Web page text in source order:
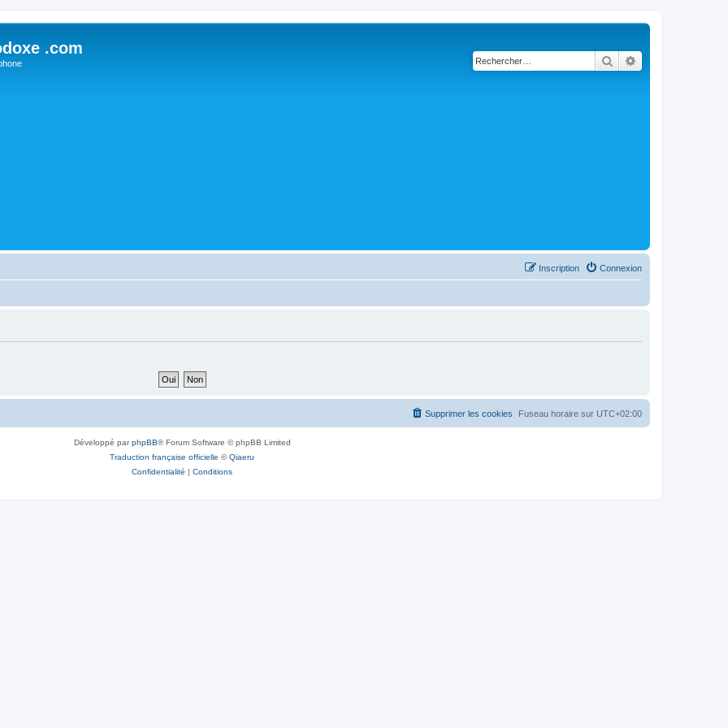
.com
Rechercher
Connexion
Inscription
Fuseau horaire sur UTC+02:00
Supprimer les cookies
Développé parphpBB® Forum Software © phpBB Limited
Traduction française officielle ©Qiaeru
Confidentialité | Conditions